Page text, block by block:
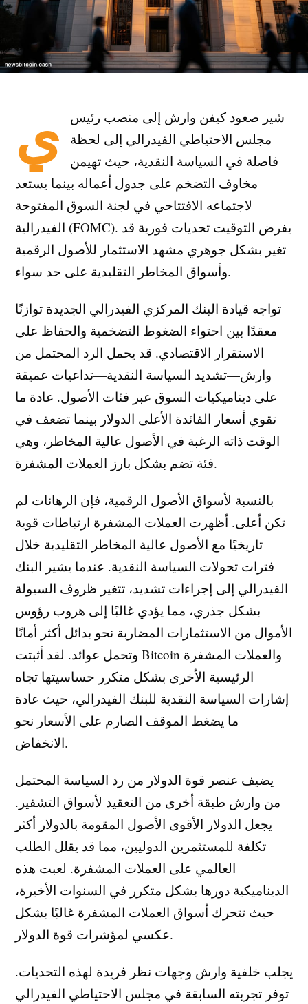
ي
شير صعود كيفن وارش إلى منصب رئيس
مجلس الاحتياطي الفيدرالي إلى لحظة
فاصلة في السياسة النقدية، حيث تهيمن
مخاوف التضخم على جدول أعماله بينما يستعد
لاجتماعه الافتتاحي في لجنة السوق المفتوحة
الفيدرالية (FOMC). يفرض التوقيت تحديات فورية قد
تغير بشكل جوهري مشهد الاستثمار للأصول الرقمية
وأسواق المخاطر التقليدية على حد سواء.
تواجه قيادة البنك المركزي الفيدرالي الجديدة توازنًا
معقدًا بين احتواء الضغوط التضخمية والحفاظ على
الاستقرار الاقتصادي. قد يحمل الرد المحتمل من
وارش—تشديد السياسة النقدية—تداعيات عميقة
على ديناميكيات السوق عبر فئات الأصول. عادة ما
تقوي أسعار الفائدة الأعلى الدولار بينما تضعف في
الوقت ذاته الرغبة في الأصول عالية المخاطر، وهي
فئة تضم بشكل بارز العملات المشفرة.
بالنسبة لأسواق الأصول الرقمية، فإن الرهانات لم
تكن أعلى. أظهرت العملات المشفرة ارتباطات قوية
تاريخيًا مع الأصول عالية المخاطر التقليدية خلال
فترات تحولات السياسة النقدية. عندما يشير البنك
الفيدرالي إلى إجراءات تشديد، تتغير ظروف السيولة
بشكل جذري، مما يؤدي غالبًا إلى هروب رؤوس
الأموال من الاستثمارات المضاربة نحو بدائل أكثر أمانًا
وتحمل عوائد. لقد أثبتت Bitcoin والعملات المشفرة
الرئيسية الأخرى بشكل متكرر حساسيتها تجاه
إشارات السياسة النقدية للبنك الفيدرالي، حيث عادة
ما يضغط الموقف الصارم على الأسعار نحو
الانخفاض.
يضيف عنصر قوة الدولار من رد السياسة المحتمل
من وارش طبقة أخرى من التعقيد لأسواق التشفير.
يجعل الدولار الأقوى الأصول المقومة بالدولار أكثر
تكلفة للمستثمرين الدوليين، مما قد يقلل الطلب
العالمي على العملات المشفرة. لعبت هذه
الديناميكية دورها بشكل متكرر في السنوات الأخيرة،
حيث تتحرك أسواق العملات المشفرة غالبًا بشكل
عكسي لمؤشرات قوة الدولار.
يجلب خلفية وارش وجهات نظر فريدة لهذه التحديات.
توفر تجربته السابقة في مجلس الاحتياطي الفيدرالي